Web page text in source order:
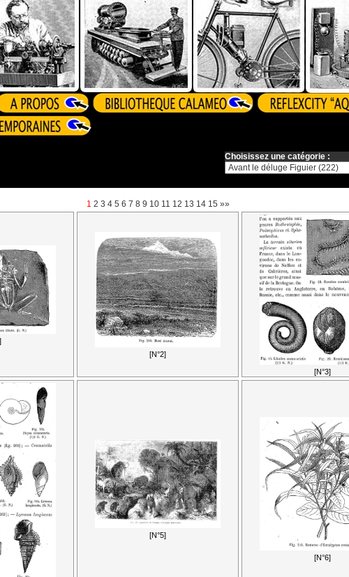
Choisissez une catégorie :
1 2 3 4 5 6 7 8 9 10 11 12 13 14 15 »»
[N°2]
[N°3]
[N°5]
[N°6]